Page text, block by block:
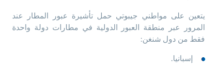
يتعين على مواطني جيبوتي حمل تأشيرة عبور المطار عند
المرور عبر منطقة العبور الدولية في مطارات دولة واحدة
فقط من دول شنغن:
إسبانيا.